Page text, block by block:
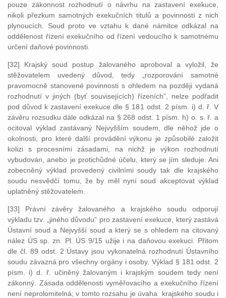
pouze zákonnost rozhodnutí o návrhu na zastavení exekuce,
nikoli přezkum samotných exekučních titulů a povinností z nich
plynoucích. Soud proto ve vztahu k dané námitce odkázal na
oddělenost řízení exekučního od řízení vedoucího k samotnému
určení daňové povinnosti.
[32] Krajský soud postup žalovaného aproboval a vyložil, že
stěžovatelem uvedený důvod, tedy „rozporování samotné
pravomocně stanovené povinnosti s ohledem na později vydaná
rozhodnutí v jiných (byť souvisejících) řízeních“, nelze podřadit
pod důvod k zastavení exekuce dle § 181 odst. 2 písm. i) d. ř. V
závěru rozsudku dále odkázal na § 268 odst. 1 písm. h) o. s. ř. a
ocitoval výklad zastávaný Nejvyšším soudem, dle něhož jde o
okolnosti, pro které další provádění výkonu je způsobilé založit
kolizi s procesními zásadami, na nichž je výkon rozhodnutí
vybudován, anebo je protichůdné účelu, který se jím sleduje. Ani
zobecněný výklad provedený civilními soudy tak dle krajského
soudu nesvědčí tomu, že by měl nyní soud akceptovat výklad
uplatněný stěžovatelem.
[33] Právní závěry žalovaného a krajského soudu odporují
výkladu tzv. „jiného důvodu“ pro zastavení exekuce, který zastává
Ústavní soud a Nejvyšší soud a který se s ohledem na citovaný
nález ÚS sp. zn. Pl. ÚS 9/15 užije i na daňovou exekuci. Přitom
dle čl. 89 odst. 2 Ústavy jsou vykonatelná rozhodnutí Ústavního
soudu závazná pro všechny orgány i osoby. Výklad § 181 odst. 2
písm. i) d. ř. učiněný žalovaným i krajským soudem tedy není
zákonný. Zásada oddělenosti vyměřovacího a exekučního řízení
není neprolomitelná; v tomto rozsahu je úvaha krajského soudu i